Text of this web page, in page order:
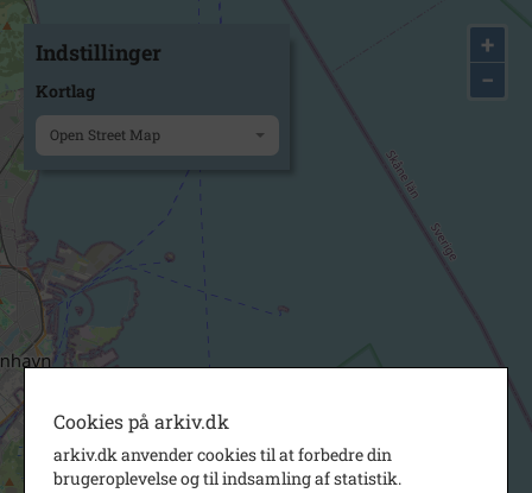
+
−
Indstillinger
Kortlag
Open Street Map
Cookies på arkiv.dk
arkiv.dk anvender cookies til at forbedre din
brugeroplevelse og til indsamling af statistik.